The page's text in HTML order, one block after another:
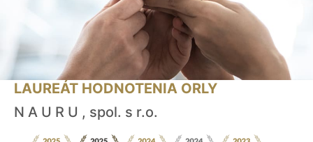
LAUREÁT HODNOTENIA ORLY
N A U R U , spol. s r.o.